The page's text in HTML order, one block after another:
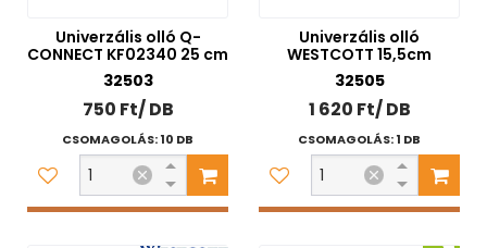
Szűrési feltételek törlése
Univerzális olló Q-
CONNECT KF02340 25 cm
32503
750 Ft/ DB
CSOMAGOLÁS: 10 DB
Univerzális olló
WESTCOTT 15,5cm
32505
1 620 Ft/ DB
CSOMAGOLÁS: 1 DB